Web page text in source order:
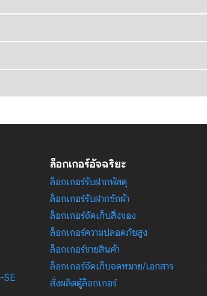
SE
ล็อกเกอร์อัจฉริยะ
ล็อกเกอร์รับฝากพัสดุ
ล็อกเกอร์รับฝากซักผ้า
ล็อกเกอร์จัดเก็บสิ่งของ
ล็อกเกอร์ความปลอดภัยสูง
ล็อกเกอร์ขายสินค้า
ล็อกเกอร์จัดเก็บจดหมาย/เอกสาร
สั่งผลิตตู้ล็อกเกอร์